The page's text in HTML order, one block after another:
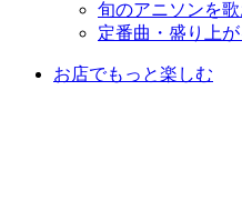
旬のアニソンを歌
定番曲・盛り上が
お店でもっと楽しむ